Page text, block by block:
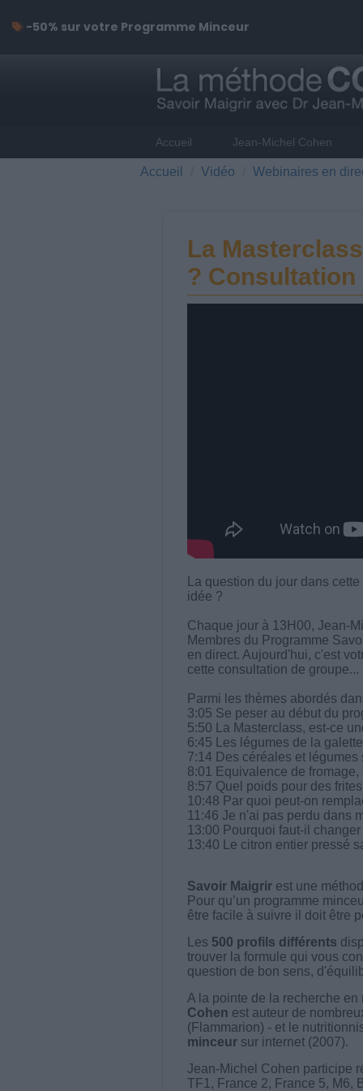
Accueil Jean-Michel Cohen
Accueil Vidéo Webinaires en
La
? Consultation
La question du jour dans
idée ?
Chaque jour à 13H00, Jean-
Membres du Programme
en direct. Aujourd'hui, c'est
cette consultation de groupe...
Parmi les thèmes abordés
3:05 Se peser au début du
5:50 La Masterclass, est-ce
6:45 Les légumes de la
7:14 Des céréales et
8:01 Equivalence de
8:57 Quel poids pour des
10:48 Par quoi peut-on
11:46 Je n'ai pas perdu dans
13:00 Pourquoi faut-il
13:40 Le citron entier pressé
Savoir Maigrirest une
Pour qu’un programme
être facile à suivre il doit être
Les 500 profils différents
trouver la formule qui vous
question de bon sens,
A la pointe de la recherche
Cohen est auteur de
(Flammarion) - et le
minceursur internet (2007).
Jean-Michel Cohen participe
TF1, France 2, France 5, M6,
-50% sur votre Programme Minceur